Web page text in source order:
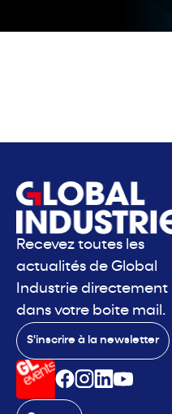
Recevez toutes les
actualités de Global
Industrie directement
dans votre boite mail.
S'inscrire à la newsletter